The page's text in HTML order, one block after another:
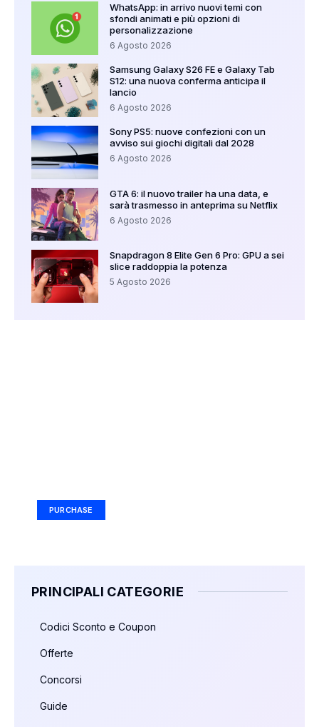
WhatsApp: in arrivo nuovi temi con
sfondi animati e più opzioni di
personalizzazione
6 Agosto 2026
Samsung Galaxy S26 FE e Galaxy Tab
S12: una nuova conferma anticipa il
lancio
6 Agosto 2026
Sony PS5: nuove confezioni con un
avviso sui giochi digitali dal 2028
6 Agosto 2026
GTA 6: il nuovo trailer ha una data, e
sarà trasmesso in anteprima su Netflix
6 Agosto 2026
Snapdragon 8 Elite Gen 6 Pro: GPU a sei
slice raddoppia la potenza
5 Agosto 2026
PURCHASE
PRINCIPALI CATEGORIE
Codici Sconto e Coupon
Offerte
Concorsi
Guide